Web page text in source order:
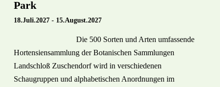
Park
18.Juli.2027 - 15.August.2027
Die 500 Sorten und Arten umfassende
Hortensiensammlung der Botanischen Sammlungen
Landschloß Zuschendorf wird in verschiedenen
Schaugruppen und alphabetischen Anordnungen im